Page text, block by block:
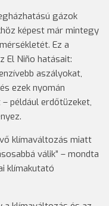
gázok
képest már mintegy
Ez a
El Niño hatásait:
aszályokat,
ezek nyomán
például erdőtüzeket,
klímaváltozás miatt
válik” – mondta
klímakutató